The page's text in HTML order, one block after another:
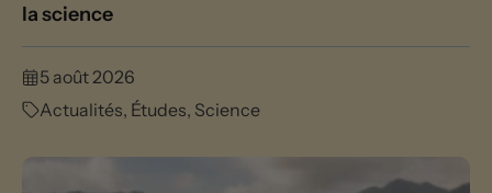
la science
5 août 2026
Actualités, Études, Science